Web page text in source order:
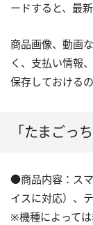
ードすると、最
商品画像、動画
く、支払い情報
保存しておける
「たまごっ
●商品内容：ス
イスに対応）、
※機種によっては